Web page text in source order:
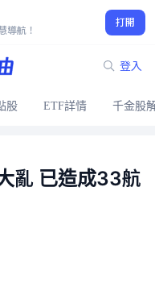
導航！
打開
登入
股 ETF詳情 千金股
亂 已造成33航